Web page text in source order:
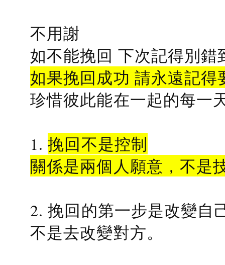
不用謝
如不能挽回 下次記得別錯
如果挽回成功 請永遠記得
珍惜彼此能在一起的每一
1.挽回不是控制
關係是兩個人願意，不是
2. 挽回的第一步是改變自
不是去改變對方。